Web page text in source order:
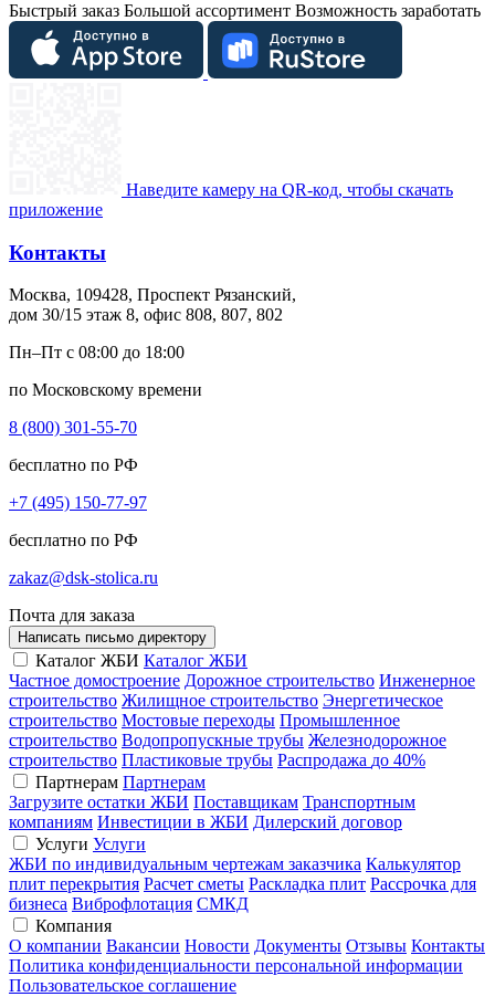
Быстрый заказ Большой ассортимент Возможность заработать
Наведите камеру на QR-код, чтобы скачать
приложение
Контакты
Москва, 109428, Проспект Рязанский,
дом 30/15 этаж 8, офис 808, 807, 802
Пн–Пт с 08:00 до 18:00
по Московскому времени
8 (800) 301-55-70
бесплатно по РФ
+7 (495) 150-77-97
бесплатно по РФ
zakaz@dsk-stolica.ru
Почта для заказа
Написать письмо директору
Каталог ЖБИ Каталог ЖБИ
Частное домостроение Дорожное строительство Инженерное
строительство Жилищное строительство Энергетическое
строительство Мостовые переходы Промышленное
строительство Водопропускные трубы Железнодорожное
строительство Пластиковые трубы Распродажа до 40%
Партнерам Партнерам
Загрузите остатки ЖБИ Поставщикам Транспортным
компаниям Инвестиции в ЖБИ Дилерский договор
Услуги Услуги
ЖБИ по индивидуальным чертежам заказчика Калькулятор
плит перекрытия Расчет сметы Раскладка плит Рассрочка для
бизнеса Виброфлотация СМКД
Компания
О компании Вакансии Новости Документы Отзывы Контакты
Политика конфиденциальности персональной информации
Пользовательское соглашение